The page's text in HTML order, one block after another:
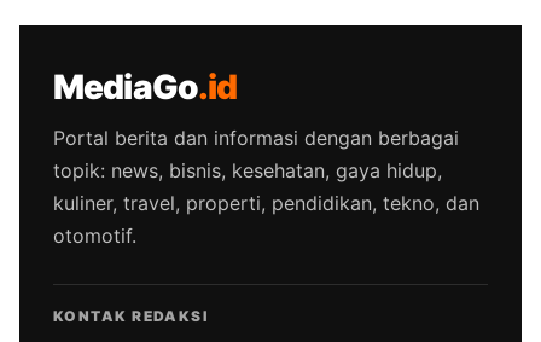
MediaGo.id
Portal berita dan informasi dengan berbagai
topik: news, bisnis, kesehatan, gaya hidup,
kuliner, travel, properti, pendidikan, tekno, dan
otomotif.
KONTAK REDAKSI